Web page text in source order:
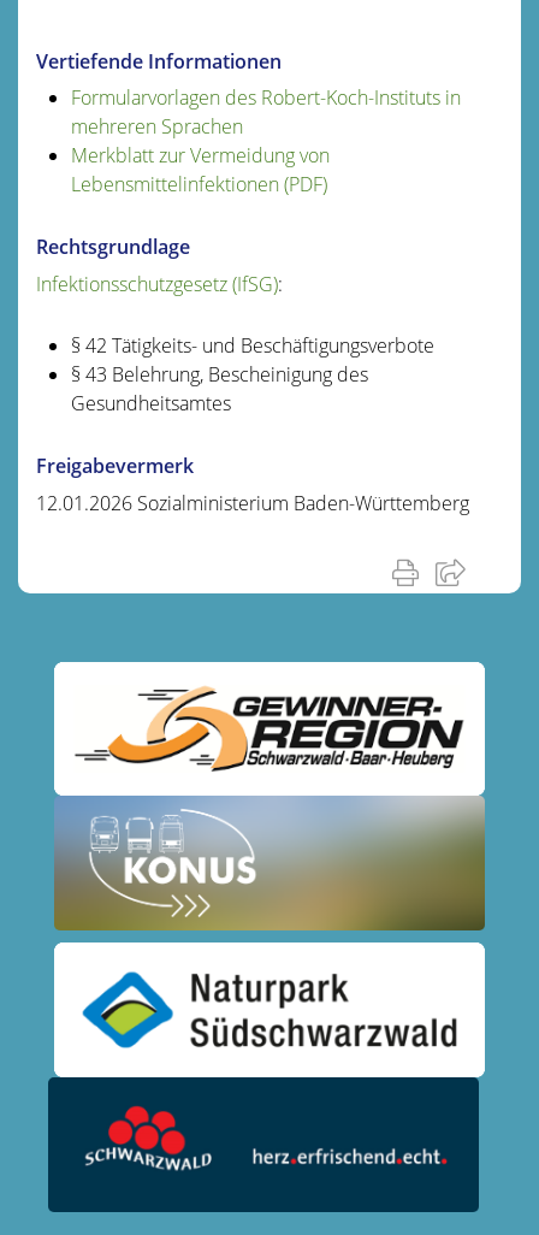
Vertiefende Informationen
Formularvorlagen des Robert-Koch-Instituts in
mehreren Sprachen
Merkblatt zur Vermeidung von
Lebensmittelinfektionen (PDF)
Rechtsgrundlage
Infektionsschutzgesetz (IfSG):
§ 42 Tätigkeits- und Beschäftigungsverbote
§ 43 Belehrung, Bescheinigung des
Gesundheitsamtes
Freigabevermerk
12.01.2026 Sozialministerium Baden-Württemberg